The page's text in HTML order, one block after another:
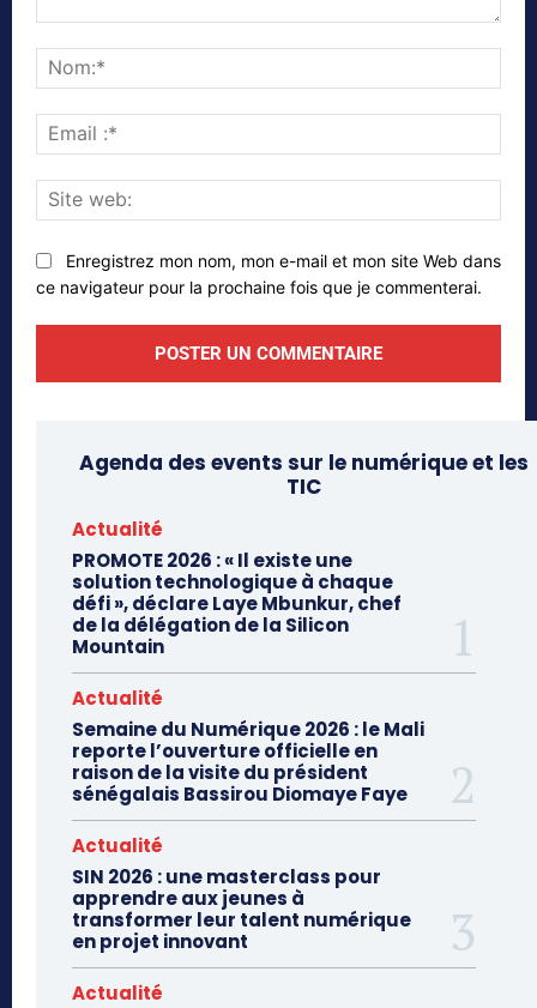
:*
web:
Enregistrez mon nom, mon e-mail et mon site Web dans
ce navigateur pour la prochaine fois que je commenterai.
Agenda des events sur le numérique et les
TIC
Actualité
PROMOTE 2026 : « Il existe une
solution technologique à chaque
défi », déclare Laye Mbunkur, chef
de la délégation de la Silicon
Mountain
Actualité
Semaine du Numérique 2026 : le Mali
reporte l’ouverture officielle en
raison de la visite du président
sénégalais Bassirou Diomaye Faye
Actualité
SIN 2026 : une masterclass pour
apprendre aux jeunes à
transformer leur talent numérique
en projet innovant
Actualité